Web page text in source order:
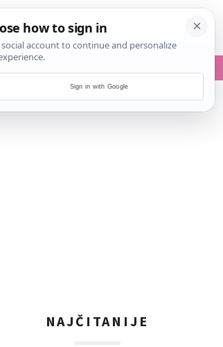
NAJČITANIJE
Sign in with Google